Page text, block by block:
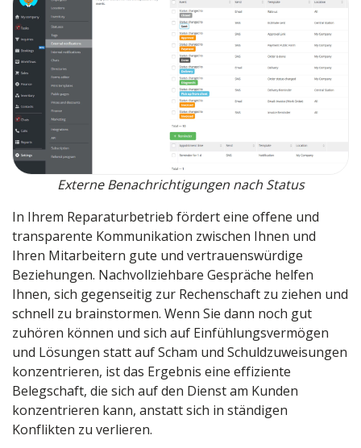
Externe Benachrichtigungen nach Status
In Ihrem Reparaturbetrieb fördert eine offene und
transparente Kommunikation zwischen Ihnen und
Ihren Mitarbeitern gute und vertrauenswürdige
Beziehungen. Nachvollziehbare Gespräche helfen
Ihnen, sich gegenseitig zur Rechenschaft zu ziehen und
schnell zu brainstormen. Wenn Sie dann noch gut
zuhören können und sich auf Einfühlungsvermögen
und Lösungen statt auf Scham und Schuldzuweisungen
konzentrieren, ist das Ergebnis eine effiziente
Belegschaft, die sich auf den Dienst am Kunden
konzentrieren kann, anstatt sich in ständigen
Konflikten zu verlieren.